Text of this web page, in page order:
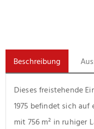
Beschreibung
Dieses freistehende
1975 befindet sich
mit 756 m² in ruhiger